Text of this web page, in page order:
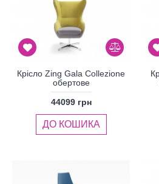
Крісло Zing Gala Collezione
обертове
44099 грн
ДО КОШИКА